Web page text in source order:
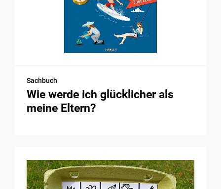
Sachbuch
Wie werde ich glücklicher als
meine Eltern?